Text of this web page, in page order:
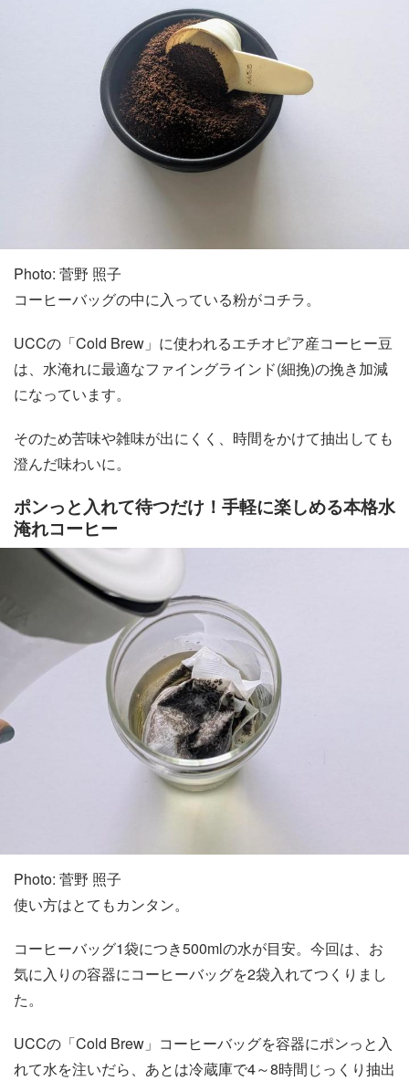
Photo: 菅野 照子
コーヒーバッグの中に入っている粉がコチラ。
UCCの「Cold Brew」に使われるエチオピア産コーヒー豆
は、水淹れに最適なファイングラインド(細挽)の挽き加減
になっています。
そのため苦味や雑味が出にくく、時間をかけて抽出しても
澄んだ味わいに。
ポンっと入れて待つだけ！手軽に楽しめる本格水
淹れコーヒー
Photo: 菅野 照子
使い方はとてもカンタン。
コーヒーバッグ1袋につき500mlの水が目安。今回は、お
気に入りの容器にコーヒーバッグを2袋入れてつくりまし
た。
UCCの「Cold Brew」コーヒーバッグを容器にポンっと入
れて水を注いだら、あとは冷蔵庫で4～8時間じっくり抽出